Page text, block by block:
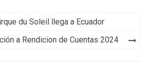
du Soleil llega a Ecuador
a Rendicion de Cuentas 2024